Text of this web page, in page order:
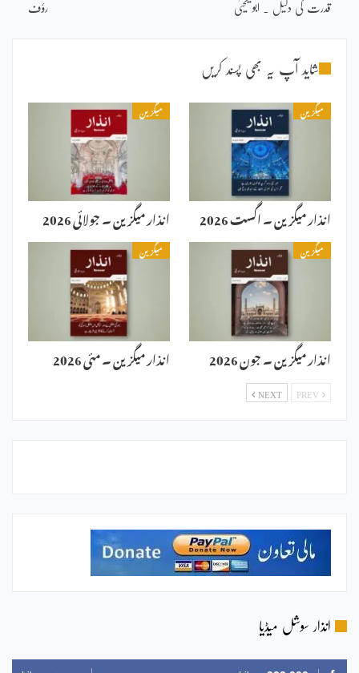
قدرت کی دلیل ۔ ابو یحییٰ رؤف
شاید آپ یہ بھی پسند کریں
میگزین
انذار میگزین ۔ اگست 2026
میگزین
انذار میگزین ۔ جولائی 2026
میگزین
انذار میگزین ۔ جون 2026
میگزین
انذار میگزین ۔ مئی 2026
NEXT
انذار سوشل میڈیا